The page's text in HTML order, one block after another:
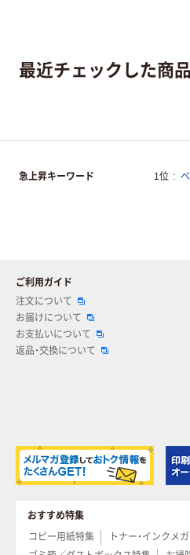
最近チェックした商品
急上昇キーワード 1位
ご利用ガイド
注文について
お届けについて
お支払いについて
返品・交換について
おすすめ特集
コピー用紙特集
トナー・インクメ